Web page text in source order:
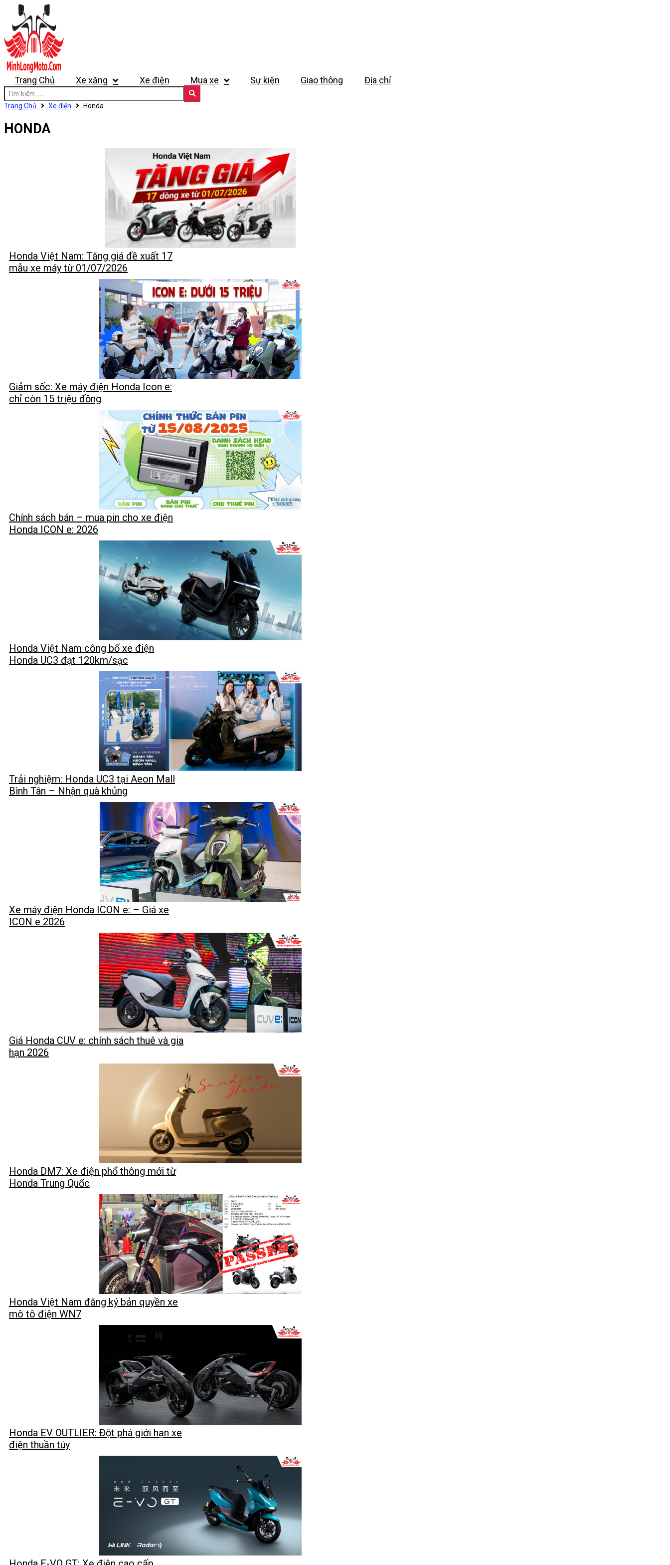
Trang Chủ Xe xăng Xe điện Mua xe Sự kiện Giao thông Địa chỉ
Trang Chủ Xe điện Honda
HONDA
Honda Việt Nam: Tăng giá đề xuất 17
mẫu xe máy từ 01/07/2026
Giảm sốc: Xe máy điện Honda Icon e:
chỉ còn 15 triệu đồng
Chính sách bán – mua pin cho xe điện
Honda ICON e: 2026
Honda Việt Nam công bố xe điện
Honda UC3 đạt 120km/sạc
Trải nghiệm: Honda UC3 tại Aeon Mall
Bình Tân – Nhận quà khủng
Xe máy điện Honda ICON e: – Giá xe
ICON e 2026
Giá Honda CUV e: chính sách thuê và gia
hạn 2026
Honda DM7: Xe điện phổ thông mới từ
Honda Trung Quốc
Honda Việt Nam đăng ký bản quyền xe
mô tô điện WN7
Honda EV OUTLIER: Đột phá giới hạn xe
điện thuần túy